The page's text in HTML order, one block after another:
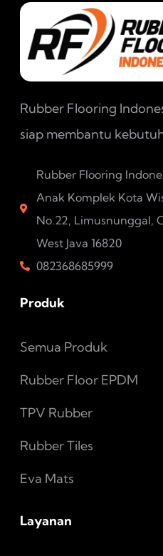
Rubber Flooring
siap membantu
Rubber Flooring
Anak Komplek Kota
No.22, Limusnunggal,
West Java 16820
082368685999
Produk
Semua Produk
Rubber Floor EPDM
TPV Rubber
Rubber Tiles
Eva Mats
Layanan